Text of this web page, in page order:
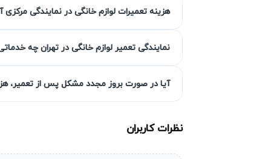
تعمیرات را به سرعت و با کیفیت انجام
خرابی بیشتر و افزایش هزینه تعمیر
مشکلات جزئی مانند تنظیمات نادرست
هزینه تعمیرات لوازم خانگی در نمایندگی
نمایندگی تعمیر لوازم خانگی در تهران چه
آیا در صورت بروز مجدد مشکل پس از تعمیر،
نظرات کاربران